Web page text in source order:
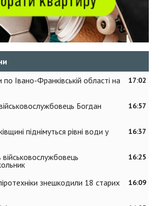
17:02
Івано-Франківській області на
16:57
Богдан
16:37
піднімуться рівні води у
16:25
військовослужбовець
16:09
знешкодили 18 старих